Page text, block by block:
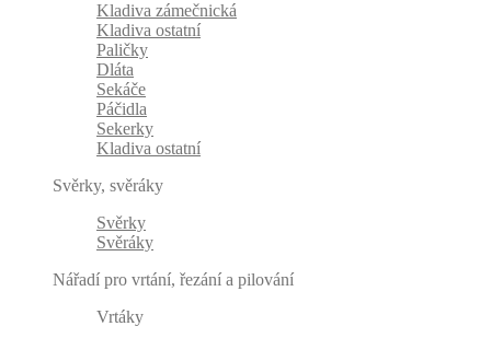
Kladiva zámečnická
Kladiva ostatní
Paličky
Dláta
Sekáče
Páčidla
Sekerky
Kladiva ostatní
Svěrky, svěráky
Svěrky
Svěráky
Nářadí pro vrtání, řezání a pilování
Vrtáky